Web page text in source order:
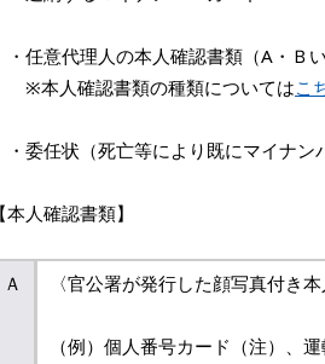
・任意代理人の本人確認書類（A・Ｂい
※本人確認書類の種類についてはこ
・委任状（死亡等により既にマイナン
【本人確認書類】
Ａ 〈官公署が発行した顔写真付き本
（例）個人番号カード（注）、